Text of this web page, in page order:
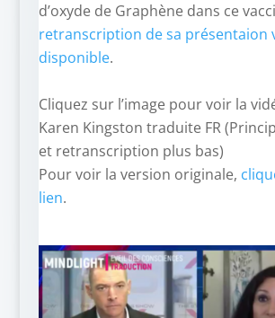
d’oxyde de Graphène dans ce
retranscription de sa présentaion
disponible.
Cliquez sur l’image pour voir la
Karen Kingston traduite FR
et retranscription plus bas)
Pour voir la version originale,
lien.